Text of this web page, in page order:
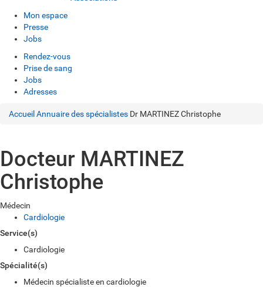
Mon espace
Presse
Jobs
Rendez-vous
Prise de sang
Jobs
Adresses
Accueil Annuaire des spécialistes Dr MARTINEZ Christophe
Docteur MARTINEZ
Christophe
Médecin
Cardiologie
Service(s)
Cardiologie
Spécialité(s)
Médecin spécialiste en cardiologie